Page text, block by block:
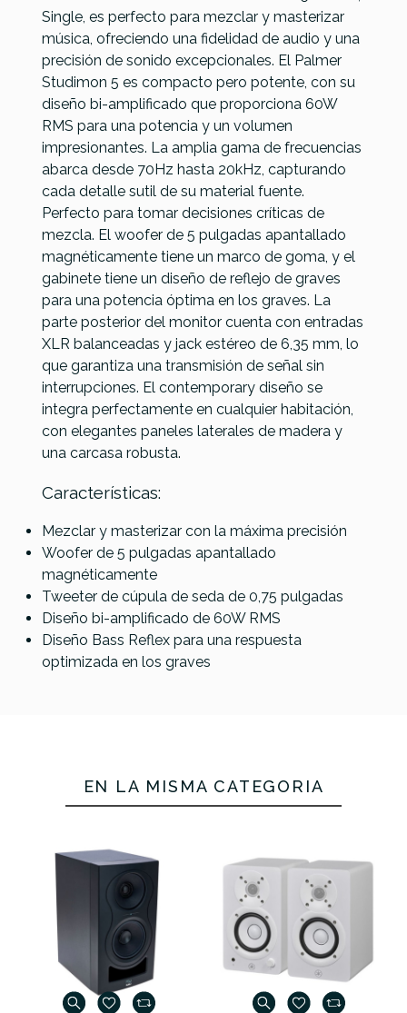
Single, es perfecto para mezclar y masterizar
música, ofreciendo una fidelidad de audio y una
precisión de sonido excepcionales. El Palmer
Studimon 5 es compacto pero potente, con su
diseño bi-amplificado que proporciona 60W
RMS para una potencia y un volumen
impresionantes. La amplia gama de frecuencias
abarca desde 70Hz hasta 20kHz, capturando
cada detalle sutil de su material fuente.
Perfecto para tomar decisiones críticas de
mezcla. El woofer de 5 pulgadas apantallado
magnéticamente tiene un marco de goma, y el
gabinete tiene un diseño de reflejo de graves
para una potencia óptima en los graves. La
parte posterior del monitor cuenta con entradas
XLR balanceadas y jack estéreo de 6,35 mm, lo
que garantiza una transmisión de señal sin
interrupciones. El contemporary diseño se
integra perfectamente en cualquier habitación,
con elegantes paneles laterales de madera y
una carcasa robusta.
Características:
Mezclar y masterizar con la máxima precisión
Woofer de 5 pulgadas apantallado
magnéticamente
Tweeter de cúpula de seda de 0,75 pulgadas
Diseño bi-amplificado de 60W RMS
Diseño Bass Reflex para una respuesta
optimizada en los graves
ReferenciaMONISONPLM002
Yamaha
HS5
Yamaha
HS5W
KRK
Classic 7
KRK
Kreate 5
175,00 € 175,00 € 169,00 € 169,00 €
No hay características para comparar
EN LA MISMA CATEGORÍA